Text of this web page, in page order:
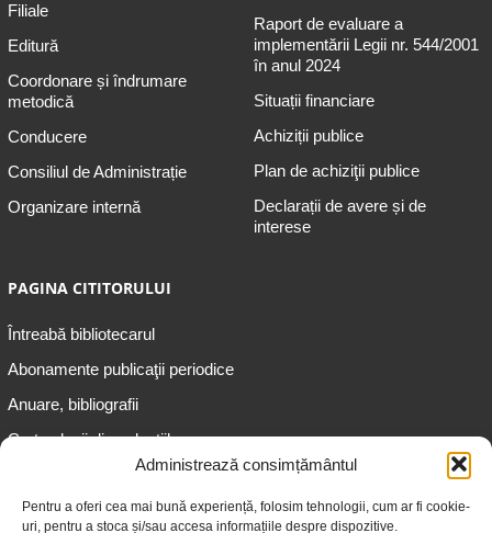
Administrează consimțământul
Pentru a oferi cea mai bună experiență, folosim tehnologii, cum ar fi cookie-
uri, pentru a stoca și/sau accesa informațiile despre dispozitive.
Filiale
Editură
Coordonare și îndrumare
metodică
Conducere
Consiliul de Administrație
Organizare internă
Raport de evaluare a
implementării Legii nr. 544/2001
în anul 2024
Situații financiare
Achiziții publice
Plan de achiziţii publice
Declarații de avere și de
interese
PAGINA CITITORULUI
Întreabă bibliotecarul
Abonamente publicaţii periodice
Anuare, bibliografii
Cartea lunii din colecțiile